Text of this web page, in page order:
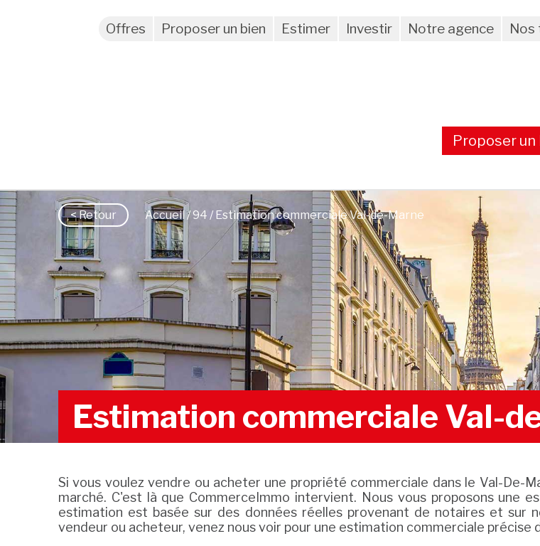
Offres Proposer un bien Estimer Investir Notre agence Nos
Proposer un
< Retour Accueil/94 / Estimation commerciale Val-de-Marne
Estimation commerciale Val-
Si vous voulez vendre ou acheter une propriété commerciale dans le Val-De-
marché. C'est là que CommerceImmo intervient. Nous vous proposons
estimation est basée sur des données réelles provenant de notaires et sur
vendeur ou acheteur, venez nous voir pour une estimation commerciale précise